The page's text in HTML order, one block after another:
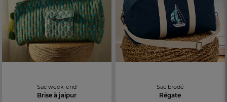
Sac week-end
Brise à jaipur
Sac brodé
Régate